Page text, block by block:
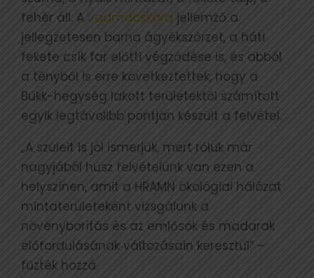
fehér áll. A vadmacskára jellemző a
jellegzetesen barna ágyékszőrzet, a háti
fekete csík far előtti végződése is, és abból
a tényből is erre következtettek, hogy a
Bükk-hegység lakott területektől számított
egyik legtávolibb pontján készült a felvétel.
„A szüleit is jól ismerjük, mert róluk már
nagyjából húsz felvételünk van ezen a
helyszínen, amit a HRAMN ökológiai hálózat
mintaterületeként vizsgálunk a
növényborítás és az emlősök és madarak
előfordulásának változásain keresztül” –
fűzték hozzá.